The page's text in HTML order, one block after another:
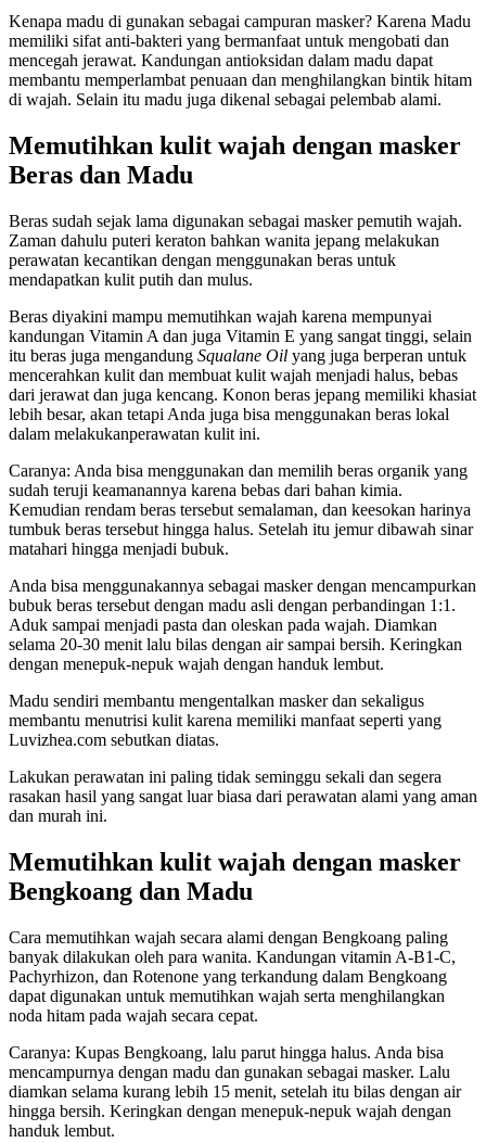
Kenapa madu di gunakan sebagai campuran masker? Karena Madu
memiliki sifat anti-bakteri yang bermanfaat untuk mengobati dan
mencegah jerawat. Kandungan antioksidan dalam madu dapat
membantu memperlambat penuaan dan menghilangkan bintik hitam
di wajah. Selain itu madu juga dikenal sebagai pelembab alami.
Memutihkan kulit wajah dengan masker
Beras dan Madu
Beras sudah sejak lama digunakan sebagai masker pemutih wajah.
Zaman dahulu puteri keraton bahkan wanita jepang melakukan
perawatan kecantikan dengan menggunakan beras untuk
mendapatkan kulit putih dan mulus.
Beras diyakini mampu memutihkan wajah karena mempunyai
kandungan Vitamin A dan juga Vitamin E yang sangat tinggi, selain
itu beras juga mengandung Squalane Oil yang juga berperan untuk
mencerahkan kulit dan membuat kulit wajah menjadi halus, bebas
dari jerawat dan juga kencang. Konon beras jepang memiliki khasiat
lebih besar, akan tetapi Anda juga bisa menggunakan beras lokal
dalam melakukanperawatan kulit ini.
Caranya: Anda bisa menggunakan dan memilih beras organik yang
sudah teruji keamanannya karena bebas dari bahan kimia.
Kemudian rendam beras tersebut semalaman, dan keesokan harinya
tumbuk beras tersebut hingga halus. Setelah itu jemur dibawah sinar
matahari hingga menjadi bubuk.
Anda bisa menggunakannya sebagai masker dengan mencampurkan
bubuk beras tersebut dengan madu asli dengan perbandingan 1:1.
Aduk sampai menjadi pasta dan oleskan pada wajah. Diamkan
selama 20-30 menit lalu bilas dengan air sampai bersih. Keringkan
dengan menepuk-nepuk wajah dengan handuk lembut.
Madu sendiri membantu mengentalkan masker dan sekaligus
membantu menutrisi kulit karena memiliki manfaat seperti yang
Luvizhea.com sebutkan diatas.
Lakukan perawatan ini paling tidak seminggu sekali dan segera
rasakan hasil yang sangat luar biasa dari perawatan alami yang aman
dan murah ini.
Memutihkan kulit wajah dengan masker
Bengkoang dan Madu
Cara memutihkan wajah secara alami dengan Bengkoang paling
banyak dilakukan oleh para wanita. Kandungan vitamin A-B1-C,
Pachyrhizon, dan Rotenone yang terkandung dalam Bengkoang
dapat digunakan untuk memutihkan wajah serta menghilangkan
noda hitam pada wajah secara cepat.
Caranya: Kupas Bengkoang, lalu parut hingga halus. Anda bisa
mencampurnya dengan madu dan gunakan sebagai masker. Lalu
diamkan selama kurang lebih 15 menit, setelah itu bilas dengan air
hingga bersih. Keringkan dengan menepuk-nepuk wajah dengan
handuk lembut.